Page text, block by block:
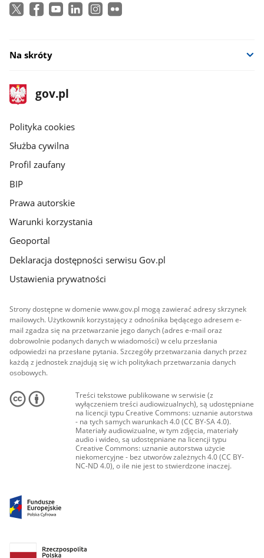
Na skróty
stopka
gov.pl
Strona
gov.pl
gov.pl
Polityka cookies
Służba cywilna
Profil zaufany
BIP
Prawa autorskie
Warunki korzystania
Geoportal
Deklaracja dostępności serwisu Gov.pl
Ustawienia prywatności
Strony dostępne w domenie www.gov.pl mogą zawierać adresy skrzynek
mailowych. Użytkownik korzystający z odnośnika będącego adresem e-
mail zgadza się na przetwarzanie jego danych (adres e-mail oraz
dobrowolnie podanych danych w wiadomości) w celu przesłania
odpowiedzi na przesłane pytania. Szczegóły przetwarzania danych przez
każdą z jednostek znajdują się w ich politykach przetwarzania danych
osobowych.
Treści tekstowe publikowane w serwisie (z
wyłączeniem treści audiowizualnych), są udostępniane
na licencji typu Creative Commons: uznanie autorstwa
- na tych samych warunkach 4.0 (CC BY-SA 4.0).
Materiały audiowizualne, w tym zdjęcia, materiały
audio i wideo, są udostępniane na licencji typu
Creative Commons: uznanie autorstwa użycie
niekomercyjne - bez utworów zależnych 4.0 (CC BY-
NC-ND 4.0), o ile nie jest to stwierdzone inaczej.